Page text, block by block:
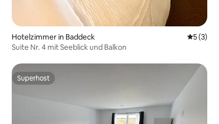
Hotelzimmer in Baddeck
5 (3)
Suite Nr. 4 mit Seeblick und Balkon
Superhost
Superhost